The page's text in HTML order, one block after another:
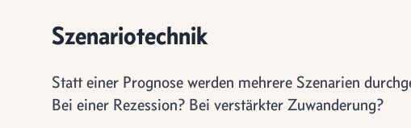
Szenariotechnik
Statt einer Prognose werden mehrere Szenarien
Bei einer Rezession? Bei verstärkter Zuwanderung?